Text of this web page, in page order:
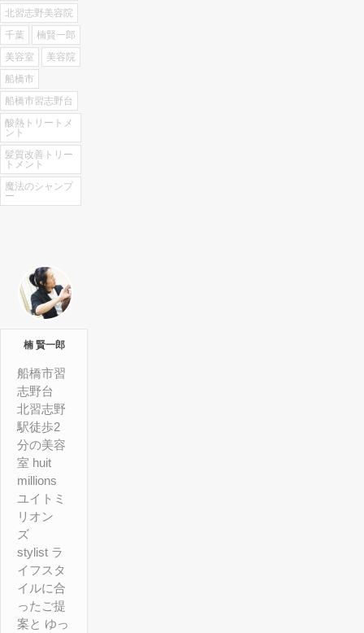
北習志野美容院
千葉
楠賢一郎
美容室
美容院
船橋市
船橋市習志野台
酸熱トリートメ
ント
髪質改善トリー
トメント
魔法のシャンプ
ー
楠 賢一郎
船橋市習
志野台
北習志野
駅徒歩2
分の美容
室 huit
millions
ユイトミ
リオン
ズ
stylist ラ
イフスタ
イルに合
ったご提
案と ゆっ